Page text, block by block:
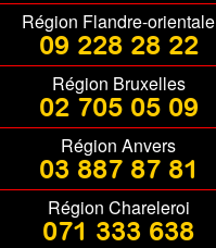
Région Flandre-orientale
09 228 28 22
Région Bruxelles
02 705 05 09
Région Anvers
03 887 87 81
Région Chareleroi
071 333 638